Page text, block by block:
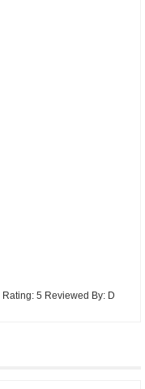
Rating: 5 Reviewed By: D